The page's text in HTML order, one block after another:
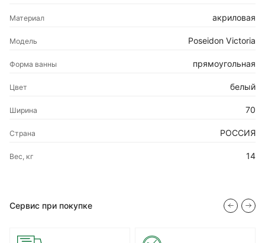
Материал акриловая
Модель Poseidon Victoria
Форма ванны прямоугольная
Цвет белый
Ширина 70
Страна РОССИЯ
Вес, кг 14
Сервис при покупке